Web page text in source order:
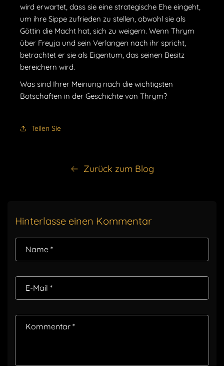
wird erwartet, dass sie eine strategische Ehe eingeht,
um ihre Sippe zufrieden zu stellen, obwohl sie als
Göttin die Macht hat, sich zu weigern. Wenn Thrym
über Freyja und sein Verlangen nach ihr spricht,
betrachtet er sie als Eigentum, das seinen Besitz
bereichern wird.
Was sind Ihrer Meinung nach die wichtigsten
Botschaften in der Geschichte von Thrym?
Teilen Sie
Zurück zum Blog
Hinterlasse einen Kommentar
Name *
E-Mail *
Kommentar *